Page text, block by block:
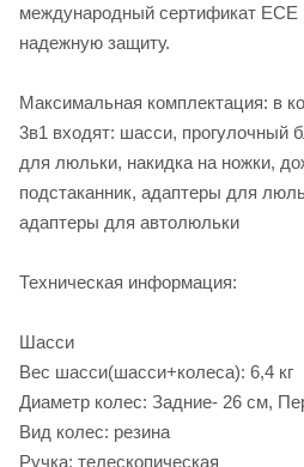
международный сертификат ECE
надежную защиту.
Максимальная комплектация: в
3в1 входят: шасси, прогулочный
для люльки, накидка на ножки,
подстаканник, адаптеры для
адаптеры для автолюльки
Техническая информация:
Шасси
Вес шасси(шасси+колеса): 6,4 кг
Диаметр колес: Задние- 26 см,
Вид колес: резина
Ручка: телескопическая